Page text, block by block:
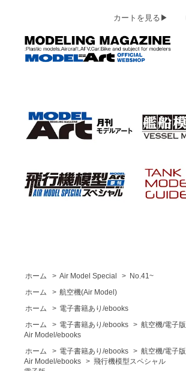
カートを見る▶︎
ホーム > Air Model Special > No.41~
ホーム
> 航空機(Air Model)
ホーム
> 電子書籍あり/ebooks
ホーム
> 電子書籍あり/ebooks > 航空機/電子版
Air Model/ebooks
ホーム
> 電子書籍あり/ebooks > 航空機/電子版
Air Model/ebooks > 飛行機模型スペシャル